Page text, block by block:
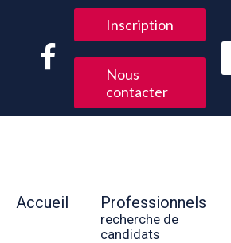
Inscription
Nous
contacter
Accueil Professionnels
recherche de
candidats